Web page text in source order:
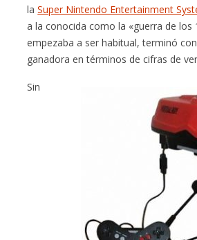
laSuper Nintendo Entertainment
a la conocida como la «guerra de los
empezaba a ser habitual, terminó
ganadora en términos de cifras de
Sin